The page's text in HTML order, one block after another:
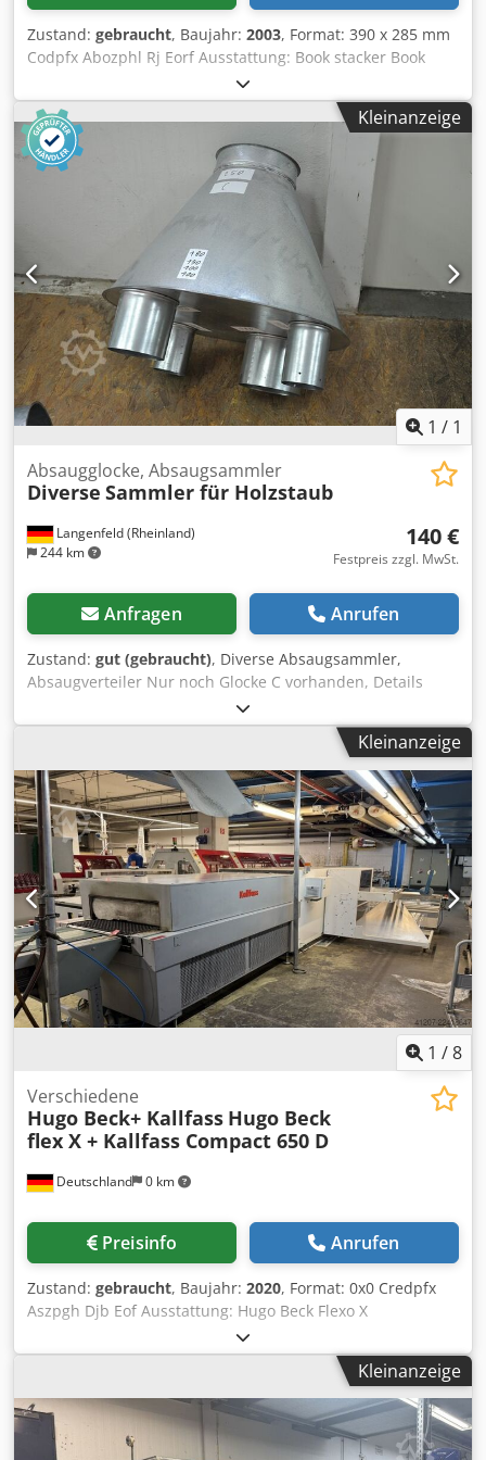
Zustand: gebraucht, Baujahr: 2003, Format: 390 x 285 mm
Codpfx Abozphl Rj Eorf Ausstattung: Book stacker Book
Format Dimensions (Height x Width) Minimum format: 115
x 100 mm (down to 115 x 70 mm with optional small-format
modifications) Maximum format: 390 x 285 mm (up to 390 x
310 mm with specific produ Book Thickness Minimum
thickness: 5 mm Maximum thickness: 90 mm Stacking and
Pile Height Maximum stack / pile height: 340 mm
Operational Performance Mechanical capacity: Up to 3,900
cycles per hour (or roughly 65 cycles per minute) Infeed
and Rotation: Features a built-in turning device capable of
rotating the blocks gently
Kleinanzeige
1 / 1
Langenfeld (Rheinland)
244 km
Absaugglocke, Absaugsammler
Diverse Sammler für Holzstaub
140 €
Festpreis zzgl. MwSt.
Anfragen Anrufen
Zustand: gut (gebraucht), Diverse Absaugsammler,
Absaugverteiler Nur noch Glocke C vorhanden, Details
siehe Fotos Credpfx Abjtp Hpbo Eef Absaugglocke C: 140
Euro Die Teile können gerne nach Terminabsprache bei
uns vor Ort angeschaut werden. Wir bieten nur Maschinen
an, die vorfuehrbereit in unserem Lager stehen, siehe
"weitere Angebote dieses Anbieters".
Kleinanzeige
1 /8
Deutschland 0 km
Verschiedene
Hugo Beck+ Kallfass Hugo Beck
flex X + Kallfass Compact 650 D
Preisinfo Anrufen
Zustand: gebraucht, Baujahr: 2020, Format: 0x0 Credpfx
Aszpgh Djb Eof Ausstattung: Hugo Beck Flexo X
Intermittent Film Packaging Machine Product Feed:Manual
as a standalone machine / Automatic in-line (flexible
configuration) Control System:Touchscreen with
temperature memory and reproducible format settings
Film Processing:PE, PO, bio-films, center-folded film, and
flat film Sealing System:Side sealing + intermittent cross-
Kleinanzeige